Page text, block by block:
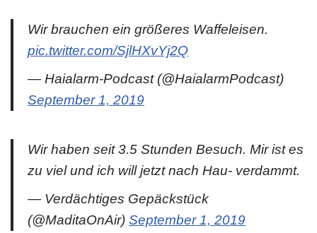
Wir brauchen ein größeres Waffeleisen.
pic.twitter.com/SjlHXvYj2Q
— Haialarm-Podcast (@HaialarmPodcast)
September 1, 2019
Wir haben seit 3.5 Stunden Besuch. Mir ist es
zu viel und ich will jetzt nach Hau- verdammt.
— Verdächtiges Gepäckstück
(@MaditaOnAir) September 1, 2019